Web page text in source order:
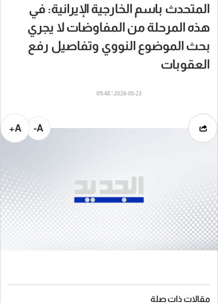
المتحدث باسم الخارجية الإيرانية: في
هذه المرحلة من المفاوضات لا يجري
بحث الموضوع النووي وتفاصيل رفع
العقوبات
2026-05-23 | 09:48
A-
A+
مقالات ذات صلة